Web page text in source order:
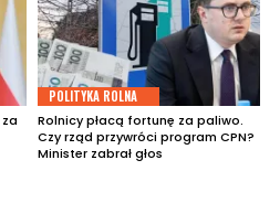
POLITYKA ROLNA
Rolnicy płacą fortunę za paliwo.
Czy rząd przywróci program CPN?
Minister zabrał głos